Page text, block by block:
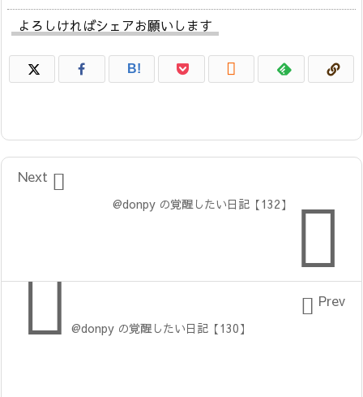
よろしければシェアお願いします
B! 

@donpy の覚醒したい日記【132】

Next
@donpy の覚醒したい日記【130】
 Prev